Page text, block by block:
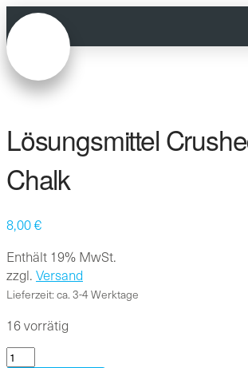
Lösungsmittel
Chalk
8,00€
Enthält 19% MwSt.
zzgl. Versand
Lieferzeit: ca. 3-4 Werktage
16 vorrätig
Lösungsmittel